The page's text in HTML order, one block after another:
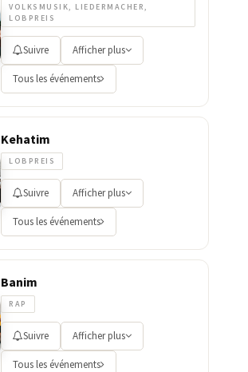
VOLKSMUSIK, LIEDERMACHER,
LOBPREIS
Suivre Afficher plus
Tous les événements
Kehatim
LOBPREIS
Suivre Afficher plus
Tous les événements
Banim
RAP
Suivre Afficher plus
Tous les événements